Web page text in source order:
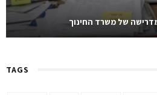
מדרישה של משרד החינוך
TAGS